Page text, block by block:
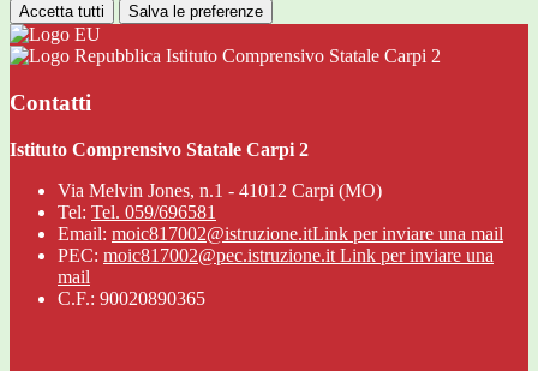
Accetta tutti Salva le preferenze
Istituto Comprensivo Statale Carpi 2
Contatti
Istituto Comprensivo Statale Carpi 2
Via Melvin Jones, n.1 - 41012 Carpi (MO)
Tel: Tel. 059/696581
Email: moic817002@istruzione.itLink per inviare una mail
PEC: moic817002@pec.istruzione.it Link per inviare una
mail
C.F.: 90020890365